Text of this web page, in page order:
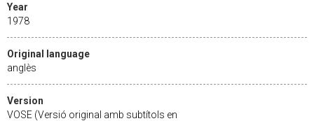
Year
1978
Original language
anglès
Version
VOSE (Versió original amb subtítols en